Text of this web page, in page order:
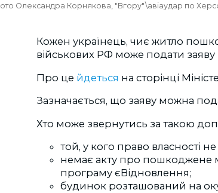
Олександра Корнякова, "Вгору"\авіаудар по
Кожен українець, чиє житло
військових РФ може подати заяву
Про це йдеться на сторінці
Зазначається, що заяву можна
Хто може звернутись за такою
той, у кого право власності
немає акту про пошкоджене
програму єВідновлення;
будинок розташований на